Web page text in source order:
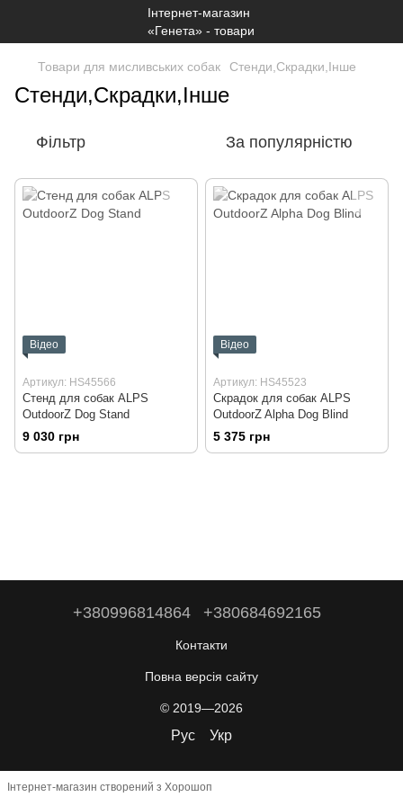
Товари для мисливських собак Стенди,Скрадки,Інше
Стенди,Скрадки,Інше
Фільтр За популярністю
Відео
Артикул: HS45566
Стенд для собак ALPS
OutdoorZ Dog Stand
9 030 грн
Відео
Артикул: HS45523
Скрадок для собак ALPS
OutdoorZ Alpha Dog Blind
5 375 грн
+380996814864 +380684692165
Контакти
Повна версія сайту
© 2019—2026
Рус Укр
Інтернет-магазин створений з Хорошоп